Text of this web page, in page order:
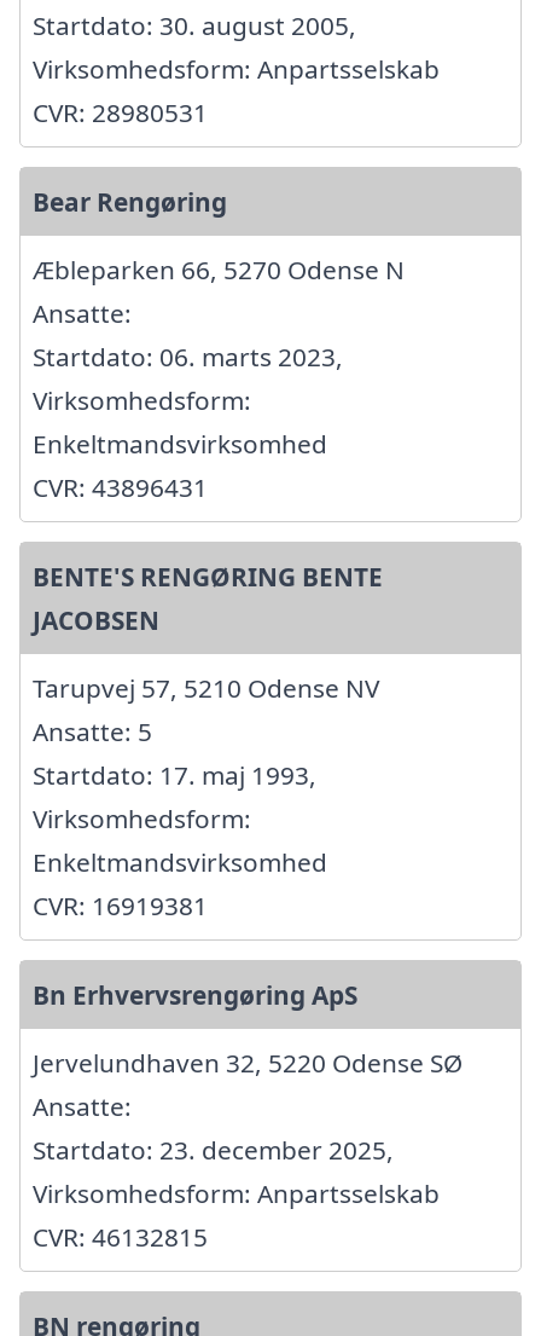
Startdato: 30. august 2005,
Virksomhedsform: Anpartsselskab
CVR: 28980531
Bear Rengøring
Æbleparken 66, 5270 Odense N
Ansatte:
Startdato: 06. marts 2023,
Virksomhedsform:
Enkeltmandsvirksomhed
CVR: 43896431
BENTE'S RENGØRING BENTE
JACOBSEN
Tarupvej 57, 5210 Odense NV
Ansatte: 5
Startdato: 17. maj 1993,
Virksomhedsform:
Enkeltmandsvirksomhed
CVR: 16919381
Bn Erhvervsrengøring ApS
Jervelundhaven 32, 5220 Odense SØ
Ansatte:
Startdato: 23. december 2025,
Virksomhedsform: Anpartsselskab
CVR: 46132815
BN rengøring